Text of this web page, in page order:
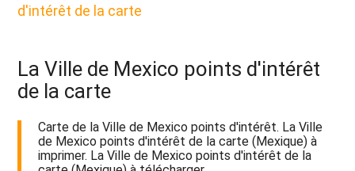
d'intérêt de la carte
La Ville de Mexico points d'intérêt
de la carte
Carte de la Ville de Mexico points d'intérêt. La Ville
de Mexico points d'intérêt de la carte (Mexique) à
imprimer. La Ville de Mexico points d'intérêt de la